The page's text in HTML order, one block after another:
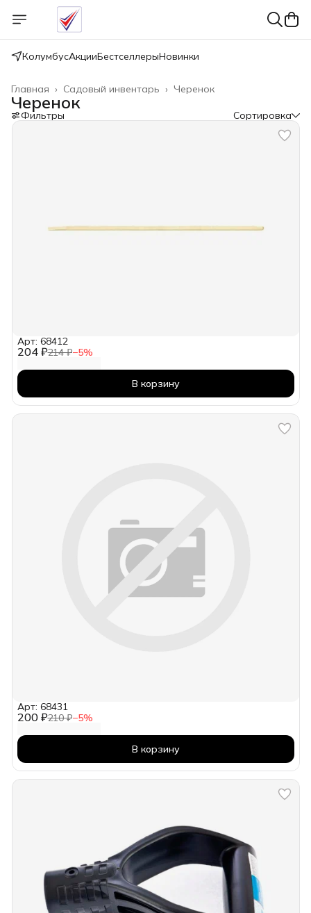
КолумбусАкцииБестселлерыНовинки
Черенок
Садовый инвентарь ›
Главная ›
Черенок
Фильтры Сортировка
204 ₽214 ₽−5%
Арт: 68412
В корзину
200 ₽210 ₽−5%
Арт: 68431
В корзину